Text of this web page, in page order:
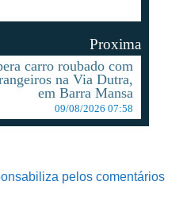
Proxima
carro roubado com
na Via Dutra,
em Barra Mansa
09/08/2026 07:58
pelos comentários